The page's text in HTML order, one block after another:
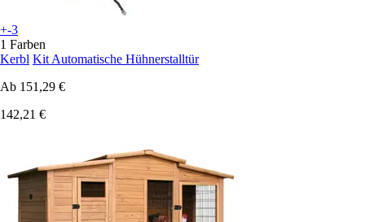
+-3
1 Farben
Kerbl Kit Automatische Hühnerstalltür
Ab 151,29 €
142,21 €